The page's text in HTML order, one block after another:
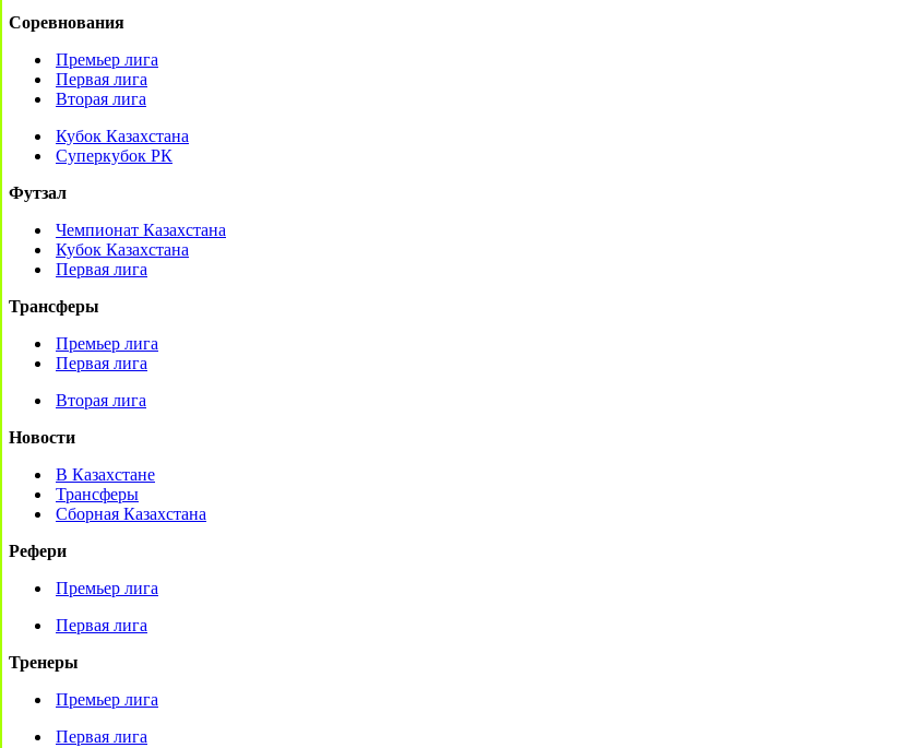
Соревнования
Премьер лига
Первая лига
Вторая лига
Кубок Казахстана
Суперкубок РК
Футзал
Чемпионат Казахстана
Кубок Казахстана
Первая лига
Трансферы
Премьер лига
Первая лига
Вторая лига
Новости
В Казахстане
Трансферы
Сборная Казахстана
Рефери
Премьер лига
Первая лига
Тренеры
Премьер лига
Первая лига